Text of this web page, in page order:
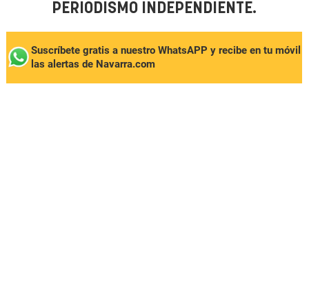
PERIODISMO INDEPENDIENTE.
Suscríbete gratis a nuestro WhatsAPP y recibe en tu móvil
las alertas de Navarra.com